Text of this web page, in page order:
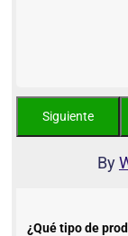
By
¿Qué tipo de